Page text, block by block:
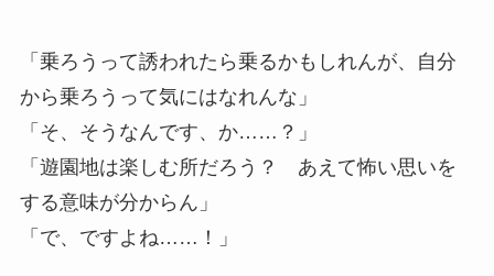
「乗ろうって誘われたら乗るかもしれんが、自分
から乗ろうって気にはなれんな」
「そ、そうなんです、か……？」
「遊園地は楽しむ所だろう？ あえて怖い思いを
する意味が分からん」
「で、ですよね……！」